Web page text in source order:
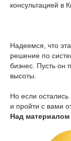
консультацией в
Надеемся, что
решение по
бизнес. Пусть он
высоты.
Но если остались
и пройти с вами
Над материалом